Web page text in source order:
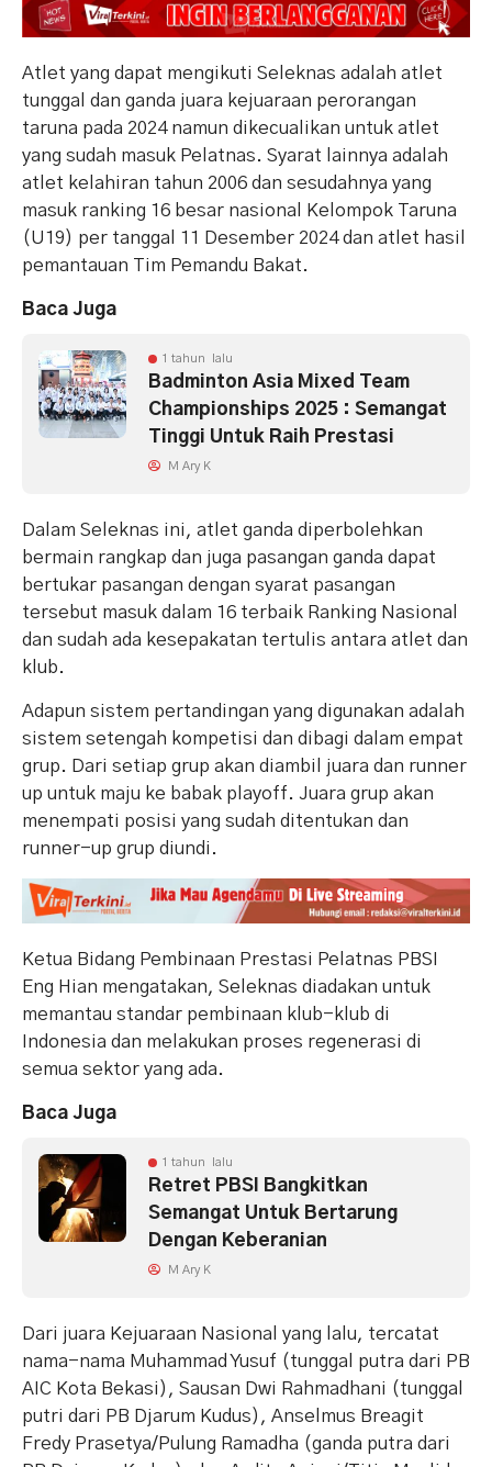
Atlet yang dapat mengikuti Seleknas adalah atlet
tunggal dan ganda juara kejuaraan perorangan
taruna pada 2024 namun dikecualikan untuk atlet
yang sudah masuk Pelatnas. Syarat lainnya adalah
atlet kelahiran tahun 2006 dan sesudahnya yang
masuk ranking 16 besar nasional Kelompok Taruna
(U19) per tanggal 11 Desember 2024 dan atlet hasil
pemantauan Tim Pemandu Bakat.
Baca Juga
1 tahun lalu
Badminton Asia Mixed Team
Championships 2025 : Semangat
Tinggi Untuk Raih Prestasi
M Ary K
Dalam Seleknas ini, atlet ganda diperbolehkan
bermain rangkap dan juga pasangan ganda dapat
bertukar pasangan dengan syarat pasangan
tersebut masuk dalam 16 terbaik Ranking Nasional
dan sudah ada kesepakatan tertulis antara atlet dan
klub.
Adapun sistem pertandingan yang digunakan adalah
sistem setengah kompetisi dan dibagi dalam empat
grup. Dari setiap grup akan diambil juara dan runner
up untuk maju ke babak playoff. Juara grup akan
menempati posisi yang sudah ditentukan dan
runner-up grup diundi.
Ketua Bidang Pembinaan Prestasi Pelatnas PBSI
Eng Hian mengatakan, Seleknas diadakan untuk
memantau standar pembinaan klub-klub di
Indonesia dan melakukan proses regenerasi di
semua sektor yang ada.
Baca Juga
1 tahun lalu
Retret PBSI Bangkitkan
Semangat Untuk Bertarung
Dengan Keberanian
M Ary K
Dari juara Kejuaraan Nasional yang lalu, tercatat
nama-nama Muhammad Yusuf (tunggal putra dari PB
AIC Kota Bekasi), Sausan Dwi Rahmadhani (tunggal
putri dari PB Djarum Kudus), Anselmus Breagit
Fredy Prasetya/Pulung Ramadha (ganda putra dari